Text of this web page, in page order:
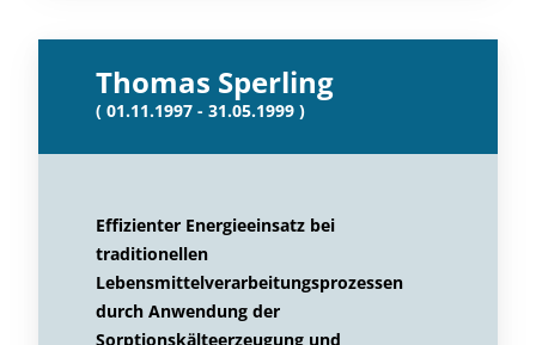
Thomas Sperling
( 01.11.1997 - 31.05.1999 )
Effizienter Energieeinsatz bei
traditionellen
Lebensmittelverarbeitungsprozessen
durch Anwendung der
Sorptionskälteerzeugung und